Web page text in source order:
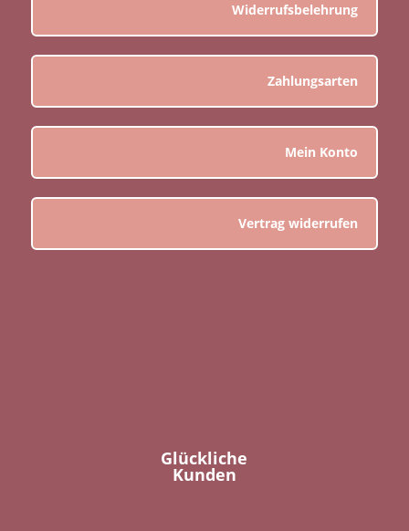
Widerrufsbelehrung
Zahlungsarten
Mein Konto
Vertrag widerrufen
Glückliche
Kunden